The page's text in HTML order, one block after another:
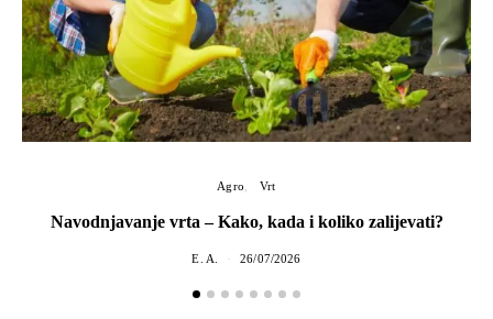
Agro Vrt
Navodnjavanje vrta – Kako, kada i koliko zalijevati?
E. A. 26/07/2026